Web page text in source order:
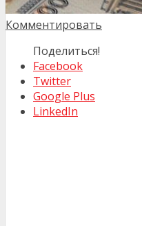
Комментировать
Поделиться!
Facebook
Twitter
Google Plus
LinkedIn